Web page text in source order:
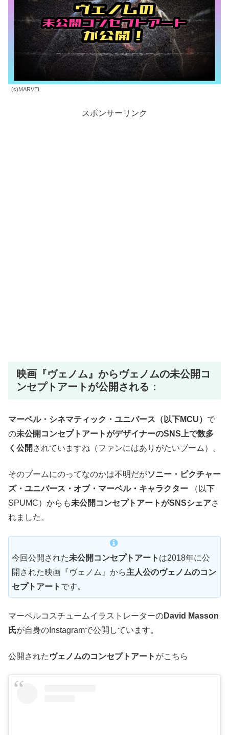
(c)MARVEL
スポンサーリンク
映画『ヴェノム』からヴェノムの未公開コ
ンセプトアートが公開される ：
マーベル・シネマティック・ユニバース（以下MCU） で
の未公開コンセプトアートがデザイナーのSNS上で数多
く公開 されていますね（ファンにはありがたいブーム）。
そのブームにのってなのかは不明だがソニー・ピクチャー
ズ・ユニバース・オブ・マーベル・キャラクター （以下
SPUMC）からも未公開コンセプトアートがSNSシェアさ
れました。
今回公開された未公開コンセプトアート は2018年に公
開された映画『ヴェノム』から主人公のヴェノムのコン
セプトアート です。
マーベルコスチュームイラストレーターのDavid Masson
氏が自身のInstagramで公開しています。
公開された ヴェノムのコンセプトアート がこちら